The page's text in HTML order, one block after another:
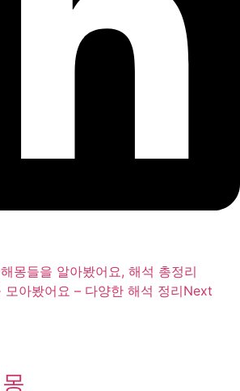
몽들을 알아봤어요, 해석 총정리
모아봤어요 – 다양한 해석 정리Next